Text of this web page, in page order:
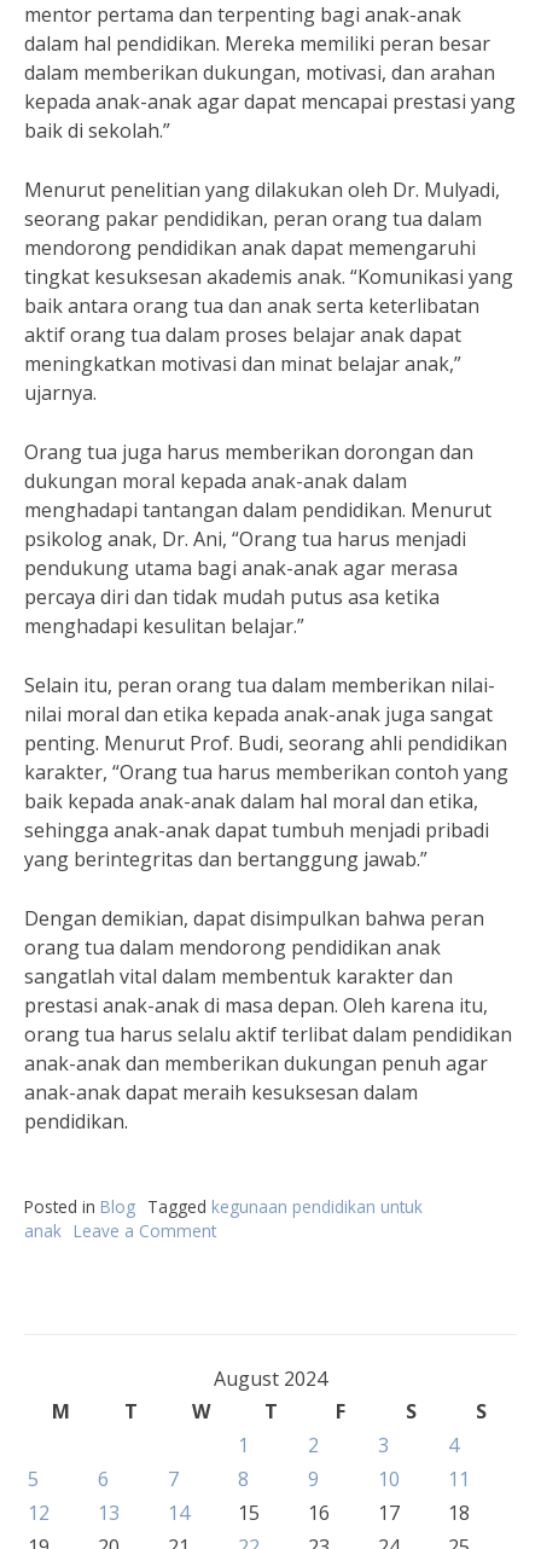
mentor pertama dan terpenting bagi anak-anak
dalam hal pendidikan. Mereka memiliki peran besar
dalam memberikan dukungan, motivasi, dan arahan
kepada anak-anak agar dapat mencapai prestasi yang
baik di sekolah.”
Menurut penelitian yang dilakukan oleh Dr. Mulyadi,
seorang pakar pendidikan, peran orang tua dalam
mendorong pendidikan anak dapat memengaruhi
tingkat kesuksesan akademis anak. “Komunikasi yang
baik antara orang tua dan anak serta keterlibatan
aktif orang tua dalam proses belajar anak dapat
meningkatkan motivasi dan minat belajar anak,”
ujarnya.
Orang tua juga harus memberikan dorongan dan
dukungan moral kepada anak-anak dalam
menghadapi tantangan dalam pendidikan. Menurut
psikolog anak, Dr. Ani, “Orang tua harus menjadi
pendukung utama bagi anak-anak agar merasa
percaya diri dan tidak mudah putus asa ketika
menghadapi kesulitan belajar.”
Selain itu, peran orang tua dalam memberikan nilai-
nilai moral dan etika kepada anak-anak juga sangat
penting. Menurut Prof. Budi, seorang ahli pendidikan
karakter, “Orang tua harus memberikan contoh yang
baik kepada anak-anak dalam hal moral dan etika,
sehingga anak-anak dapat tumbuh menjadi pribadi
yang berintegritas dan bertanggung jawab.”
Dengan demikian, dapat disimpulkan bahwa peran
orang tua dalam mendorong pendidikan anak
sangatlah vital dalam membentuk karakter dan
prestasi anak-anak di masa depan. Oleh karena itu,
orang tua harus selalu aktif terlibat dalam pendidikan
anak-anak dan memberikan dukungan penuh agar
anak-anak dapat meraih kesuksesan dalam
pendidikan.
Posted in Blog Tagged kegunaan pendidikan untuk
anak Leave a Comment
Pendidikan
August 2024
M
T W T F S
S
1
2 3
4
5
6 7 8 9 10
11
12
13 14 15 16 17
18